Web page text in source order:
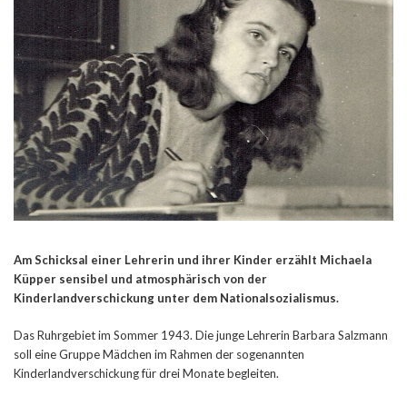
Am Schicksal einer Lehrerin und ihrer Kinder erzählt Michaela
Küpper sensibel und atmosphärisch von der
Kinderlandverschickung unter dem Nationalsozialismus.
Das Ruhrgebiet im Sommer 1943. Die junge Lehrerin Barbara Salzmann
soll eine Gruppe Mädchen im Rahmen der sogenannten
Kinderlandverschickung für drei Monate begleiten.